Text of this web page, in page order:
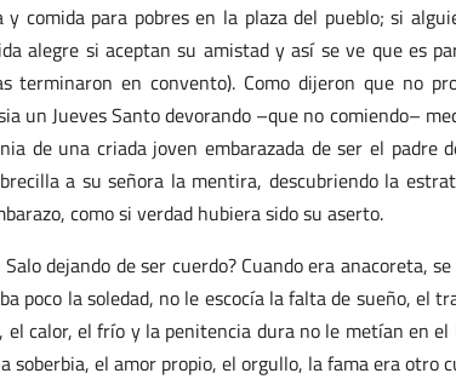
comida para pobres en la plaza del pueblo; si
alegre si aceptan su amistad y así se ve que es
terminaron en convento). Como dijeron que no
un Jueves Santo devorando –que no comiendo–
de una criada joven embarazada de ser el padre
a su señora la mentira, descubriendo la
como si verdad hubiera sido su aserto.
dejando de ser cuerdo? Cuando era anacoreta,
poco la soledad, no le escocía la falta de sueño, el
calor, el frío y la penitencia dura no le metían en el
soberbia, el amor propio, el orgullo, la fama era otro